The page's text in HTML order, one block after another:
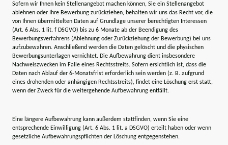
Sofern wir Ihnen kein Stellenangebot machen können, Sie ein Stellenangebot
ablehnen oder Ihre Bewerbung zurückziehen, behalten wir uns das Recht vor, die
von Ihnen übermittelten Daten auf Grundlage unserer berechtigten Interessen
(Art. 6 Abs. 1 lit. f DSGVO) bis zu 6 Monate ab der Beendigung des
Bewerbungsverfahrens (Ablehnung oder Zurückziehung der Bewerbung) bei uns
aufzubewahren. Anschließend werden die Daten gelöscht und die physischen
Bewerbungsunterlagen vernichtet. Die Aufbewahrung dient insbesondere
Nachweiszwecken im Falle eines Rechtsstreits. Sofern ersichtlich ist, dass die
Daten nach Ablauf der 6-Monatsfrist erforderlich sein werden (z. B. aufgrund
eines drohenden oder anhängigen Rechtsstreits), findet eine Löschung erst statt,
wenn der Zweck für die weitergehende Aufbewahrung entfällt.
Eine längere Aufbewahrung kann außerdem stattfinden, wenn Sie eine
entsprechende Einwilligung (Art. 6 Abs. 1 lit. a DSGVO) erteilt haben oder wenn
gesetzliche Aufbewahrungspflichten der Löschung entgegenstehen.